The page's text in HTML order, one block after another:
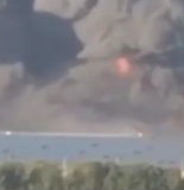
Pokretanje videa...